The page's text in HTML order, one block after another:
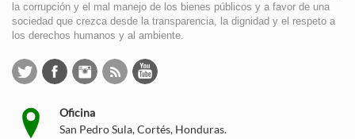
la corrupción y el mal manejo de los bienes públicos y a favor de una
sociedad que crezca desde la transparencia, la dignidad y el respeto a
los derechos humanos y al ambiente.
Oficina
San Pedro Sula, Cortés, Honduras.